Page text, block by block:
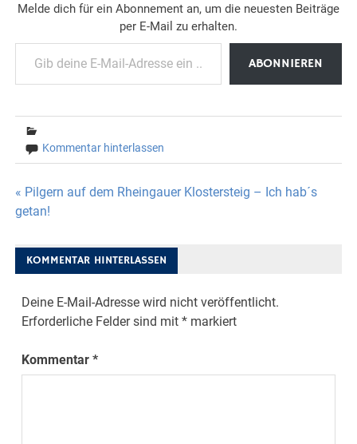
Melde dich für ein Abonnement an, um die neuesten Beiträge
per E-Mail zu erhalten.
Gib deine E-Mail-Adresse ein ...
ABONNIEREN
Kommentar hinterlassen
Beitragsnavigation
« Pilgern auf dem Rheingauer Klostersteig – Ich hab´s
getan!
KOMMENTAR HINTERLASSEN
Deine E-Mail-Adresse wird nicht veröffentlicht.
Erforderliche Felder sind mit* markiert
Kommentar*